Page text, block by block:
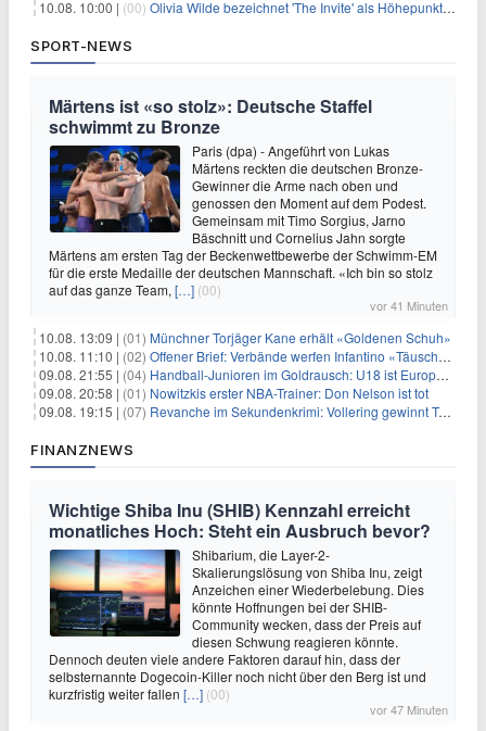
10.08. 10:00 | (00) Olivia Wilde bezeichnet 'The Invite' als Höhepunkt ihrer Karriere
SPORT-NEWS
Märtens ist «so stolz»: Deutsche Staffel
schwimmt zu Bronze
Paris (dpa) - Angeführt von Lukas
Märtens reckten die deutschen Bronze-
Gewinner die Arme nach oben und
genossen den Moment auf dem Podest.
Gemeinsam mit Timo Sorgius, Jarno
Bäschnitt und Cornelius Jahn sorgte
Märtens am ersten Tag der Beckenwettbewerbe der Schwimm-EM
für die erste Medaille der deutschen Mannschaft. «Ich bin so stolz
auf das ganze Team, […] (00)
vor 41 Minuten
10.08. 13:09 | (01) Münchner Torjäger Kane erhält «Goldenen Schuh»
10.08. 11:10 | (02) Offener Brief: Verbände werfen Infantino «Täuschung» vor
09.08. 21:55 | (04) Handball-Junioren im Goldrausch: U18 ist Europameister
09.08. 20:58 | (01) Nowitzkis erster NBA-Trainer: Don Nelson ist tot
09.08. 19:15 | (07) Revanche im Sekundenkrimi: Vollering gewinnt Tour
FINANZNEWS
Wichtige Shiba Inu (SHIB) Kennzahl erreicht
monatliches Hoch: Steht ein Ausbruch bevor?
Shibarium, die Layer-2-
Skalierungslösung von Shiba Inu, zeigt
Anzeichen einer Wiederbelebung. Dies
könnte Hoffnungen bei der SHIB-
Community wecken, dass der Preis auf
diesen Schwung reagieren könnte.
Dennoch deuten viele andere Faktoren darauf hin, dass der
selbsternannte Dogecoin-Killer noch nicht über den Berg ist und
kurzfristig weiter fallen […] (00)
vor 47 Minuten